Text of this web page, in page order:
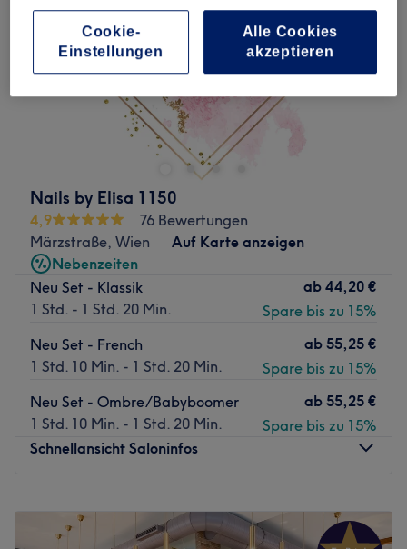
Freitag
09:00–20:00
Samstag
09:00–19:00
Sonntag
Geschlossen
Hast du Lust auf bunte, ausgefallene Fingernägel oder
doch lieber einen klassischen, natürlichen Look? So oder
so, bei Dee Studio im 15. Wiener Bezirk werden deine
Wünsche wahr! Egal ob eine entspannende Maniküre,
Acryl oder Shellac - lehn' dich zurück und lass dich
überzeugen!
Nächste öffentliche Verkehrsmittel
Das Studio ist bequem zu erreichen, da es nur einen
kurzen Fußweg von der Straßenbahnhaltestelle Urban-
Loritz-Platz entfernt ist.
Das kleine Team von Dee Studio besteht aus sorgfältigen
widmen. Sie sind bekannt für ihre detailgenaue Arbeit
und ihre Fähigkeit, jedem Kunden eine entspannte und
angenehme Erfahrung zu bieten.
einladend und gemütlich.
Expertise: Das Team hat sich auf Maniküre & Pediküre,
Nails by Elisa 1150
4,9
76 Bewertungen
Märzstraße, Wien
Auf Karte anzeigen
Nebenzeiten
Neu Set - Klassik
1 Std. - 1 Std. 20 Min.
ab 44,20 €
Spare bis zu 15%
Neu Set - French
1 Std. 10 Min. - 1 Std. 20 Min.
ab 55,25 €
Spare bis zu 15%
Neu Set - Ombre/Babyboomer
1 Std. 10 Min. - 1 Std. 20 Min.
ab 55,25 €
Spare bis zu 15%
Schnellansicht Saloninfos
Dienstag
09:00
15:00
Mittwoch
09:00–15:00
Alle Cookies
akzeptieren
Cookie-
Einstellungen